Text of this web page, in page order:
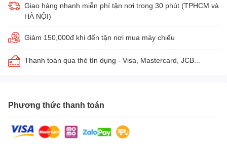
Giao hàng nhanh miễn phí tận nơi trong 30 phút (TPHCM và
HÀ NỘI)
Giảm 150,000đ khi đến tận nơi mua máy chiếu
Thanh toán qua thẻ tín dụng - Visa, Mastercard, JCB...
Phương thức thanh toán